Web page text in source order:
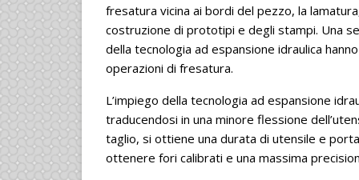
fresatura vicina ai bordi del pezzo, la
costruzione di prototipi e degli stampi. Una
della tecnologia ad espansione idraulica
operazioni di fresatura.
L’impiego della tecnologia ad espansione
traducendosi in una minore flessione
taglio, si ottiene una durata di utensile e
ottenere fori calibrati e una massima